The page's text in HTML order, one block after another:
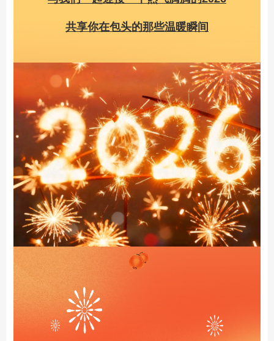
共享你在包头的那些温暖瞬间